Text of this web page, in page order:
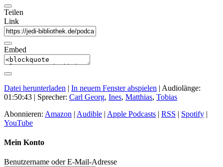
Teilen
Link
Embed
Datei herunterladen | In neuem Fenster abspielen | Audiolänge:
01:50:43 | Sprecher: Carl Georg, Ines, Matthias, Tobias
Abonnieren: Amazon | Audible | Apple Podcasts | RSS | Spotify |
YouTube
Mein Konto
Benutzername oder E-Mail-Adresse